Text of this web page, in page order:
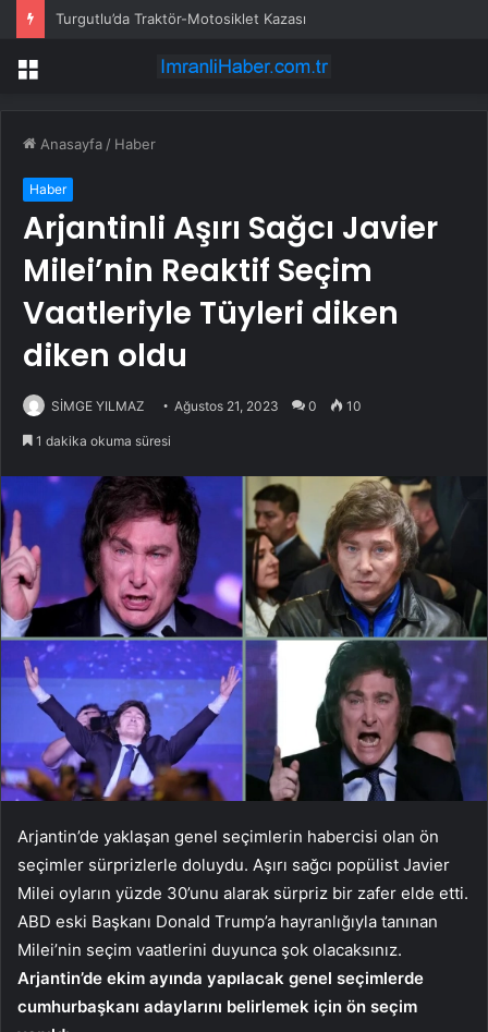
Turgutlu’da Traktör-Motosiklet Kazası
Menü
Anasayfa / Haber
Haber
Arjantinli Aşırı Sağcı Javier
Milei’nin Reaktif Seçim
Vaatleriyle Tüyleri diken
diken oldu
SİMGE YILMAZ Ağustos 21, 2023 0 10
1 dakika okuma süresi
Arjantin’de yaklaşan genel seçimlerin habercisi olan ön
seçimler sürprizlerle doluydu. Aşırı sağcı popülist Javier
Milei oyların yüzde 30’unu alarak sürpriz bir zafer elde etti.
ABD eski Başkanı Donald Trump’a hayranlığıyla tanınan
Milei’nin seçim vaatlerini duyunca şok olacaksınız.
Arjantin’de ekim ayında yapılacak genel seçimlerde
cumhurbaşkanı adaylarını belirlemek için ön seçim